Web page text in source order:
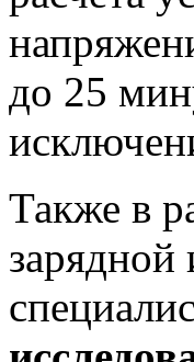
до 25
Также в
зарядной